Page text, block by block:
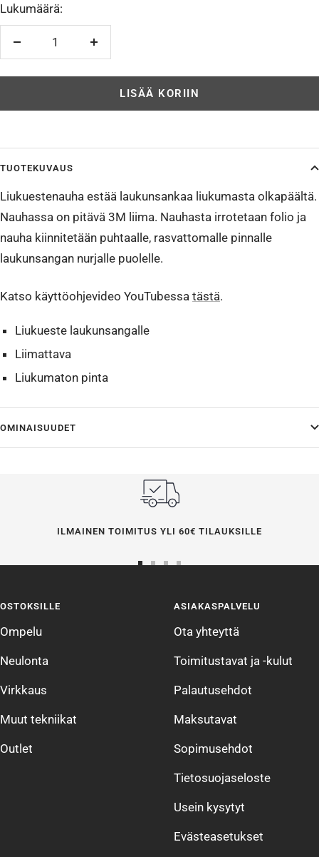
Lukumäärä:
Vähennä
LISÄÄ KORIIN
TUOTEKUVAUS
Liukuestenauha estää laukunsankaa liukumasta olkapäältä.
Nauhassa on pitävä 3M liima. Nauhasta irrotetaan folio ja
nauha kiinnitetään puhtaalle, rasvattomalle pinnalle
laukunsangan nurjalle puolelle.
Katso käyttöohjevideo YouTubessa tästä.
Liukueste laukunsangalle
Liimattava
Liukumaton pinta
OMINAISUUDET
ILMAINEN TOIMITUS YLI 60€ TILAUKSILLE
4
OSTOKSILLE
Ompelu
Neulonta
Virkkaus
Muut tekniikat
Outlet
ASIAKASPALVELU
Ota yhteyttä
Toimitustavat ja -kulut
Palautusehdot
Maksutavat
Sopimusehdot
Tietosuojaseloste
Usein kysytyt
Evästeasetukset